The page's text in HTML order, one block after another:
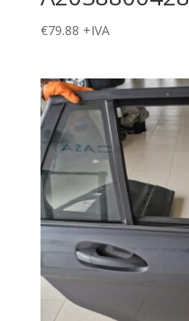
€79.88 +IVA